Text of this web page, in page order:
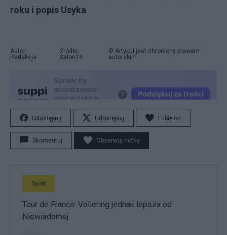
roku i popis Usyka
Autor:
Redakcja
Źródło:
Salon24
© Artykuł jest chroniony prawem
autorskim.
Udostępnij Udostępnij Lubię to!
Skomentuj Obserwuj notkę
Sport
Tour de France: Vollering jednak lepsza od
Niewiadomej